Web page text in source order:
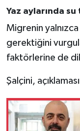
Yaz aylarında
Migrenin
gerektiğini
faktörlerine de
Şalçini,